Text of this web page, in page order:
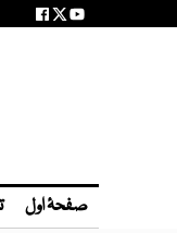
صفحۂ اول